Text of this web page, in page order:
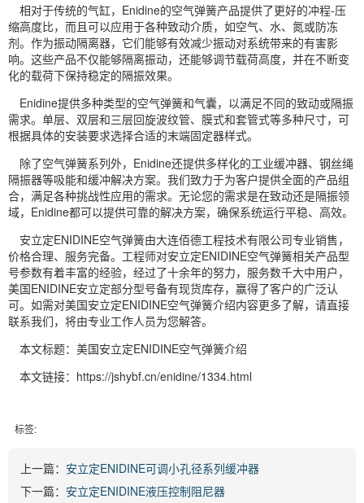
相对于传统的气缸，Enidine的空气弹簧产品提供了更好的冲程-压
缩高度比，而且可以应用于各种致动介质，如空气、水、氮或防冻
剂。作为振动隔离器，它们能够有效减少振动对系统带来的有害影
响。这些产品不仅能够隔离振动，还能够调节载荷高度，并在不断变
化的载荷下保持稳定的隔振效果。
Enidine提供多种类型的空气弹簧和气囊，以满足不同的致动或隔振
需求。单层、双层和三层回旋波纹管、膜式和套管式等多种尺寸，可
根据具体的安装要求选择合适的末端固定器样式。
除了空气弹簧系列外，Enidine还提供多样化的工业缓冲器、钢丝绳
隔振器等吸能和缓冲解决方案。我们致力于为客户提供全面的产品组
合，满足各种挑战性应用的需求。无论您的需求是在致动还是隔振领
域，Enidine都可以提供可靠的解决方案，确保系统运行平稳、高效。
安立定ENIDINE空气弹簧由大连佰德工程技术有限公司专业销售，
价格合理、服务完备。工程师对安立定ENIDINE空气弹簧相关产品型
号参数有着丰富的经验，经过了十余年的努力，服务数千大中用户，
美国ENIDINE安立定部分型号备有现货库存，赢得了客户的广泛认
可。如需对美国安立定ENIDINE空气弹簧介绍内容更多了解，请直接
联系我们，将由专业工作人员为您解答。
本文标题：美国安立定ENIDINE空气弹簧介绍
本文链接：https://jshybf.cn/enidine/1334.html
标签:
上一篇： 安立定ENIDINE可调小孔径系列缓冲器
下一篇： 安立定ENIDINE液压控制阻尼器